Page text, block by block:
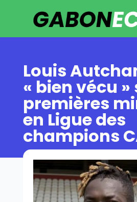
Louis
« bien vécu »
premières
en Ligue des
champions